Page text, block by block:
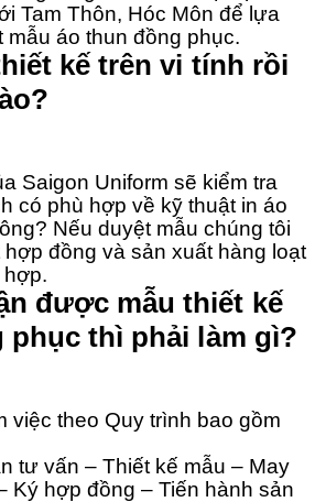
Tam Thôn, Hóc Môn để lựa
mẫu áo thun đồng phục.
kế trên vi tính rồi
Saigon Uniform sẽ kiểm tra
có phù hợp về kỹ thuật in áo
Nếu duyệt mẫu chúng tôi
đồng và sản xuất hàng loạt
hợp.
được mẫu thiết kế
phục thì phải làm gì?
việc theo Quy trình bao gồm
tư vấn – Thiết kế mẫu – May
Ký hợp đồng – Tiến hành sản